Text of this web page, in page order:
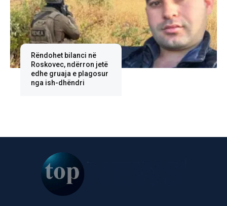
Rëndohet bilanci në
Roskovec, ndërron jetë
edhe gruaja e plagosur
nga ish-dhëndri